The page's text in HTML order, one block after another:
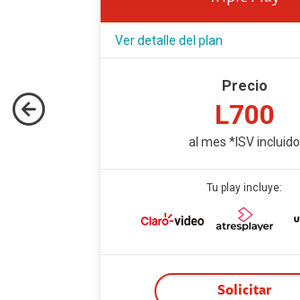
Ver detalle del plan
Precio
L700
al mes *ISV incluido
Tu play incluye:
Solicitar